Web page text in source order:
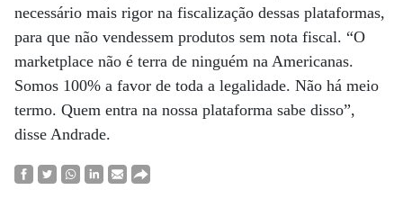
necessário mais rigor na fiscalização dessas plataformas,
para que não vendessem produtos sem nota fiscal. “O
marketplace não é terra de ninguém na Americanas.
Somos 100% a favor de toda a legalidade. Não há meio
termo. Quem entra na nossa plataforma sabe disso”,
disse Andrade.